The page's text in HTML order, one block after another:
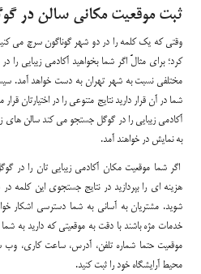
ثبت موقعیت مکانی سالن در
وقتی که یک کلمه را در دو شهر گوناگون سرچ می
کرد؛ برای مثالً اگر شما بخواهید آکادمی زیبایی را
مختلفی نسبت به شهر تهران به دست خواهد آمد.
شما در آن قرار دارید نتایج متنوعی را در
آکادمی زیبایی را در گوگل جستجو می کند سالن های
به نمایش در خواهند آمد.
اگر شما موقعیت مکان آکادمی زیبایی تان را در
هزینه ای را بپردازید در نتایج جستجوی این کلمه
شوید. مشتریان به آسانی به شما دسترسی اشکار
خدمات مژه باشند با دقت به موقعیتی که دارید به
موقعیت حتما شماره تلفن، آدرس، ساعت کاری، وب
محیط آرایشگاه خود را ثبت کنید.